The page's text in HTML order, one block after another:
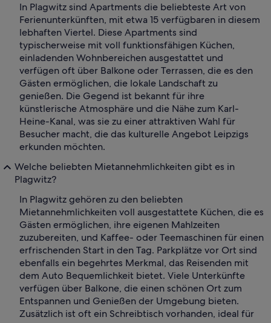
In Plagwitz sind Apartments die beliebteste Art von
Ferienunterkünften, mit etwa 15 verfügbaren in diesem
lebhaften Viertel. Diese Apartments sind
typischerweise mit voll funktionsfähigen Küchen,
einladenden Wohnbereichen ausgestattet und
verfügen oft über Balkone oder Terrassen, die es den
Gästen ermöglichen, die lokale Landschaft zu
genießen. Die Gegend ist bekannt für ihre
künstlerische Atmosphäre und die Nähe zum Karl-
Heine-Kanal, was sie zu einer attraktiven Wahl für
Besucher macht, die das kulturelle Angebot Leipzigs
erkunden möchten.
Welche beliebten Mietannehmlichkeiten gibt es in
Plagwitz?
In Plagwitz gehören zu den beliebten
Mietannehmlichkeiten voll ausgestattete Küchen, die es
Gästen ermöglichen, ihre eigenen Mahlzeiten
zuzubereiten, und Kaffee- oder Teemaschinen für einen
erfrischenden Start in den Tag. Parkplätze vor Ort sind
ebenfalls ein begehrtes Merkmal, das Reisenden mit
dem Auto Bequemlichkeit bietet. Viele Unterkünfte
verfügen über Balkone, die einen schönen Ort zum
Entspannen und Genießen der Umgebung bieten.
Zusätzlich ist oft ein Schreibtisch vorhanden, ideal für